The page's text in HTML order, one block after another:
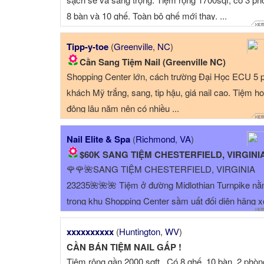
8 bàn và 10 ghế. Toàn bộ ghế mới thay. ...
Tipp-y-toe (Greenville, NC)
Cần Sang Tiệm Nail (Greenville NC)
Shopping Center lớn, cách trường Đại Học ECU 5
khách Mỹ trắng, sang, tip hậu, giá nail cao. Tiệm
động lâu năm nên có nhiều ...
Nail Elite & Spa (Richmond, VA)
$60K SANG TIỆM CHESTERFIELD, VIRGINIA
🌹🌹🌺SANG TIỆM CHESTERFIELD, VIRGINIA
23235🌺🌺🌺 Tiệm ở đường Midlothian Turnpike
trong khu Shopping Center sầm uất đối diện hãng
Lexus. Tiệm cần sang với diện tích khoảng ~1,200
xxxxxxxxxx (Huntington, WV)
CẦN BÁN TIỆM NAIL GẤP !
Tiệm rộng gần 2000 sqft . Có 8 ghế, 10 bàn, 2